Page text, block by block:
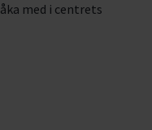
med i centrets